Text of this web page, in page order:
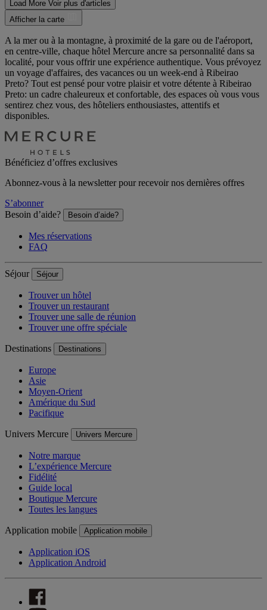
Load More Voir plus d'articles
Afficher la carte
A la mer ou à la montagne, à proximité de la gare ou de l'aéroport,
en centre-ville, chaque hôtel Mercure ancre sa personnalité dans sa
localité, pour vous offrir une expérience authentique. Vous prévoyez
un voyage d'affaires, des vacances ou un week-end à Ribeirao
Preto? Tout est pensé pour votre plaisir et votre détente à Ribeirao
Preto: un cadre chaleureux et confortable, des espaces où vous vous
sentirez chez vous, des hôteliers enthousiastes, attentifs et
disponibles.
Bénéficiez d’offres exclusives
Abonnez-vous à la newsletter pour recevoir nos dernières offres
S’abonner
Besoin d’aide?
Besoin d’aide?
Mes réservations
FAQ
Séjour Séjour
Trouver un hôtel
Trouver un restaurant
Trouver une salle de réunion
Trouver une offre spéciale
Destinations Destinations
Europe
Asie
Moyen-Orient
Amérique du Sud
Pacifique
Univers Mercure Univers Mercure
Notre marque
L’expérience Mercure
Fidélité
Guide local
Boutique Mercure
Toutes les langues
Application mobile Application mobile
Application iOS
Application Android